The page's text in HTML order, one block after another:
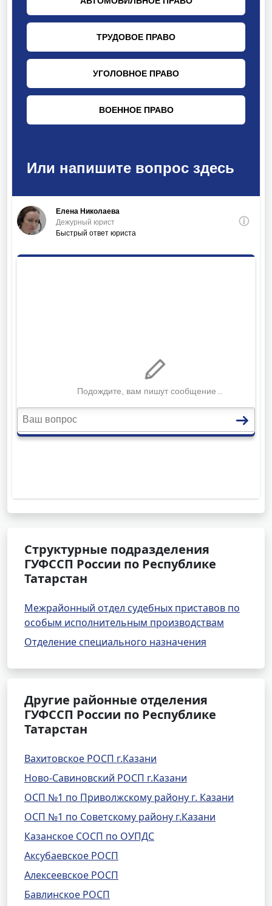
Структурные подразделения
ГУФССП России по Республике
Татарстан
Межрайонный отдел судебных приставов по
особым исполнительным производствам
Отделение специального назначения
Другие районные отделения
ГУФССП России по Республике
Татарстан
Вахитовское РОСП г.Казани
Ново-Савиновский РОСП г.Казани
ОСП №1 по Приволжскому району г. Казани
ОСП №1 по Советскому району г.Казани
Казанское СОСП по ОУПДС
Аксубаевское РОСП
Алексеевское РОСП
Бавлинское РОСП